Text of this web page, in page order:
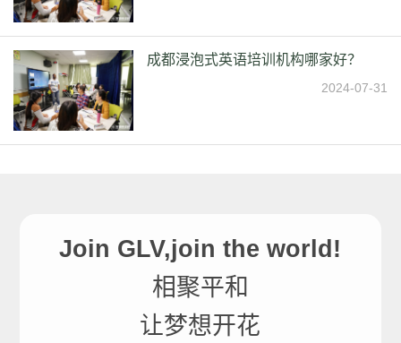
成都浸泡式英语培训机构哪家好？
2024-07-31
Join GLV,join the world!
相聚平和
让梦想开花